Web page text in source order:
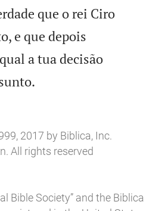
que o rei Ciro
e que depois
a tua decisão
2017 by Biblica, Inc.
All rights reserved
Bible Society” and the Biblica